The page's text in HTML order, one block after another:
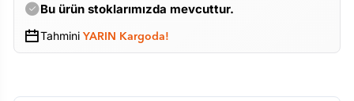
Bu ürün stoklarımızda mevcuttur.
Tahmini YARIN Kargoda!